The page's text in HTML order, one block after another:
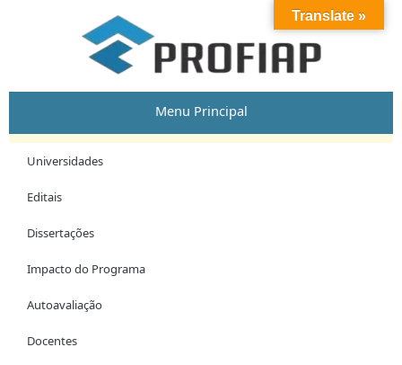
Menu Principal
Universidades
Editais
Dissertações
Impacto do Programa
Autoavaliação
Docentes
Translate »